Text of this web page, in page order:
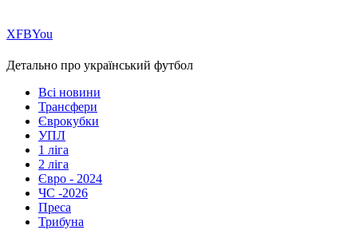
ХFBYou
Детально про український футбол
Всі новини
Трансфери
Єврокубки
УПЛ
1 ліга
2 ліга
Євро - 2024
ЧС -2026
Преса
Трибуна